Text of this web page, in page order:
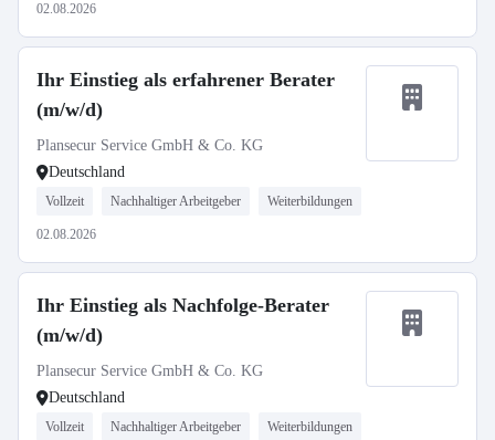
02.08.2026
Ihr Einstieg als erfahrener Berater
(m/w/d)
Plansecur Service GmbH & Co. KG
Deutschland
Vollzeit Nachhaltiger Arbeitgeber Weiterbildungen
02.08.2026
Ihr Einstieg als Nachfolge-Berater
(m/w/d)
Plansecur Service GmbH & Co. KG
Deutschland
Vollzeit Nachhaltiger Arbeitgeber Weiterbildungen